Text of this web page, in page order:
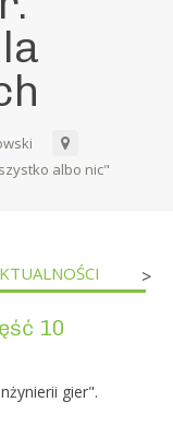
albo nic"
>
10
gier".